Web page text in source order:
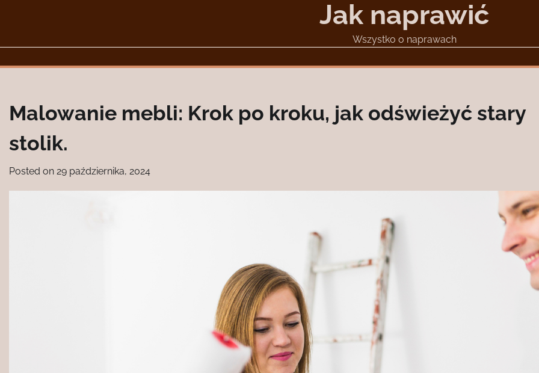
Jak naprawić
Wszystko o naprawach
Malowanie mebli: Krok po kroku, jak odświeżyć stary
stolik.
Posted on 29 października, 2024